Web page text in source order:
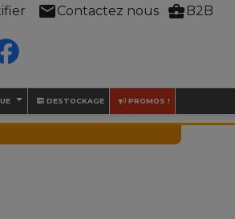
mailContactez nous business_center B2B
Facebook
DESTOCKAGE PROMOS !